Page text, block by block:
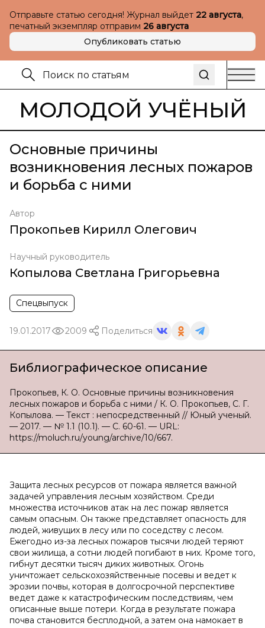
Отправьте статью сегодня! Журнал выйдет 22 августа,
печатный экземпляр отправим 26 августа
Опубликовать статью
МОЛОДОЙ УЧЁНЫЙ
Основные причины
возникновения лесных пожаров
и борьба с ними
Автор
Прокопьев Кирилл Олегович
Научный руководитель
Копылова Светлана Григорьевна
Спецвыпуск
19.01.2017 2009 Поделиться
Библиографическое описание
Прокопьев, К. О. Основные причины возникновения
лесных пожаров и борьба с ними / К. О. Прокопьев, С. Г.
Копылова. — Текст : непосредственный // Юный ученый.
— 2017. — № 1.1 (10.1). — С. 60-61. — URL:
https://moluch.ru/young/archive/10/667.
Защита лесных ресурсов от пожара является важной
задачей управления лесным хозяйством. Среди
множества источников атак на лес пожар является
самым опасным. Он также представляет опасность для
людей, живущих в лесу или по соседству с лесом.
Ежегодно из-за лесных пожаров тысячи людей теряют
свои жилища, а сотни людей погибают в них. Кроме того,
гибнут десятки тысяч диких животных. Огонь
уничтожает сельскохозяйственные посевы и ведет к
эрозии почвы, которая в долгосрочной перспективе
ведет даже к катастрофическим последствиям, чем
описанные выше потери. Когда в результате пожара
почва становится бесплодной, а затем она намокает в